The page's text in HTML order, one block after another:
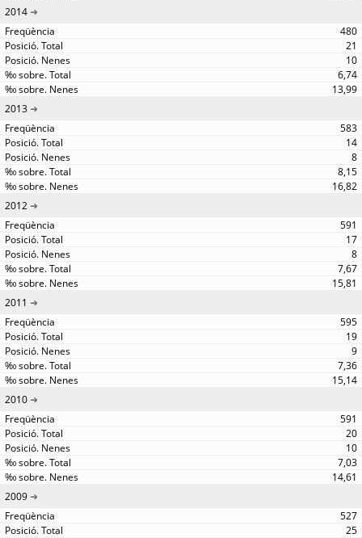
2014
480
21
10
6,74
13,99
2013
583
14
8
8,15
16,82
2012
591
17
8
7,67
15,81
2011
595
19
9
7,36
15,14
2010
591
20
10
7,03
14,61
2009
527
25